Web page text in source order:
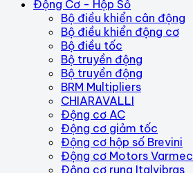
Động Cơ - Hộp Số
Bộ điều khiển cân động
Bộ điều khiển động cơ
Bộ điều tốc
Bộ truyền động
Bộ truyền động
BRM Multipliers
CHIARAVALLI
Động cơ AC
Động cơ giảm tốc
Động cơ hộp số Brevini
Động cơ Motors Varmec
Động cơ rung Italvibras